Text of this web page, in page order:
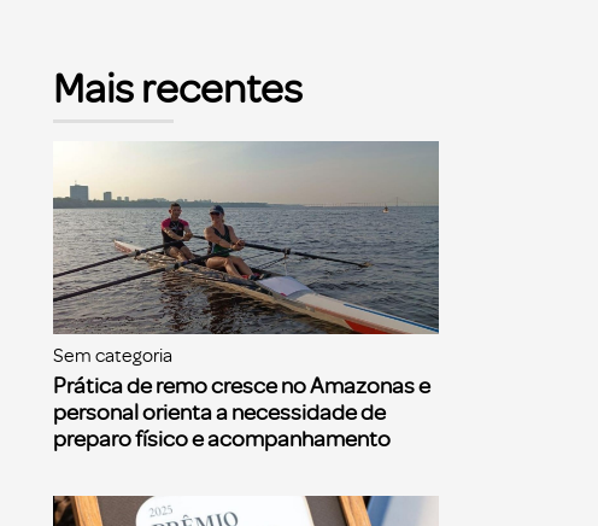
Mais recentes
Sem categoria
Prática de remo cresce no Amazonas e
personal orienta a necessidade de
preparo físico e acompanhamento